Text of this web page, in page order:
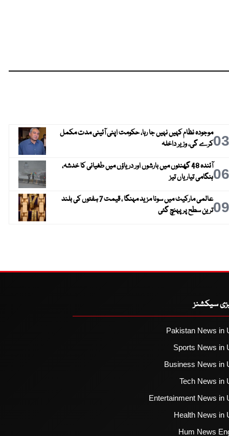
03موجودہ نظام کہیں نہیں جا رہا، حکومت اپنی آئینی مدت مکمل
کرے گی، وزیر داخلہ
06
آئندہ 48 گھنٹوں میں بارشوں اور دریاؤں میں طغیانی کا خدشہ،
ہنگامی تیاریاں تیز
09
عالمی مارکیٹ میں سونا مزید مہنگا ، قیمت 7 ہفتوں کی بلند
ترین سطح پر پہنچ گئی
سیکشنز
Pakistan News in
Sports News in
Business News in
Tech News in
Entertainment News in
Health News in
Hum News